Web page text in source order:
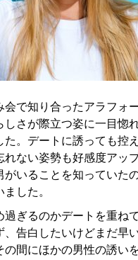
会で知り合ったアラフォ
しさが際立つ姿に一目惚
た。デートに誘っても控
れない姿勢も好感度アッ
がいることを知っていた
した。
過ぎるのかデートを重ね
、告白したいけどまだ早
の間にほかの男性の誘い